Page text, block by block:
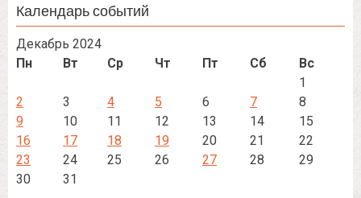
Календарь событий
Декабрь 2024
Пн
Вт Ср Чт Пт Сб
Вс
1
2
3 4 5 6 7
8
9
10 11 12 13 14
15
16
17 18 19 20 21
22
23
24 25 26 27 28
29
30
31